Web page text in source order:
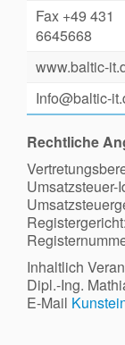
Fax +49 431
6645668
www.baltic-
Info@baltic-
Rechtliche
Inhaltlich
Dipl.-Ing.
E-Mail